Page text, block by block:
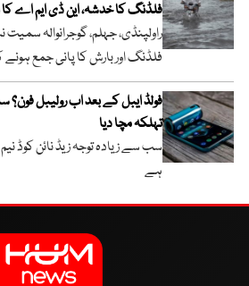
فلڈنگ کا خدشہ، این ڈی ایم اے کا
راولپنڈی، جہلم، گوجرانوالہ
فلڈنگ اور بارش کا پانی جمع
فولڈ ایبل کے بعد اب رولیبل
تہلکہ مچا دیا
سب سے زیادہ توجہ زیڈ نائن کوڈ
ہے